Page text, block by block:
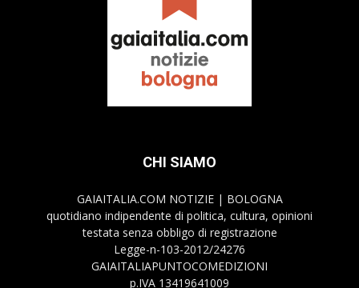
CHI SIAMO
GAIAITALIA.COM NOTIZIE | BOLOGNA
quotidiano indipendente di politica, cultura, opinioni
testata senza obbligo di registrazione
Legge-n-103-2012/24276
GAIAITALIAPUNTOCOMEDIZIONI
p.IVA 13419641009